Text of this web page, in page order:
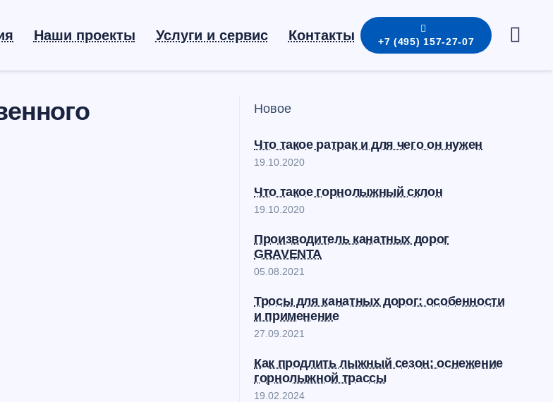
Наши проекты Услуги и сервис Контакты +7 (495) 157-27-07
Новое
Что такое ратрак и для чего он нужен
19.10.2020
Что такое горнолыжный склон
19.10.2020
Производитель канатных дорог
GRAVENTA
05.08.2021
Тросы для канатных дорог: особенности
и применение
27.09.2021
Как продлить лыжный сезон: оснежение
горнолыжной трассы
19.02.2024